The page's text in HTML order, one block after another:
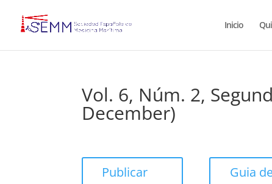
Inicio
Vol. 6, Núm. 2,
December)
Publicar
Guia